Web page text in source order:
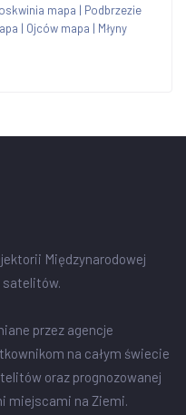
mapa | Podbrzezie
| Ojców mapa | Młyny
Międzynarodowej
satelitów.
przez agencje
na całym świecie
oraz prognozowanej
miejscami na Ziemi.